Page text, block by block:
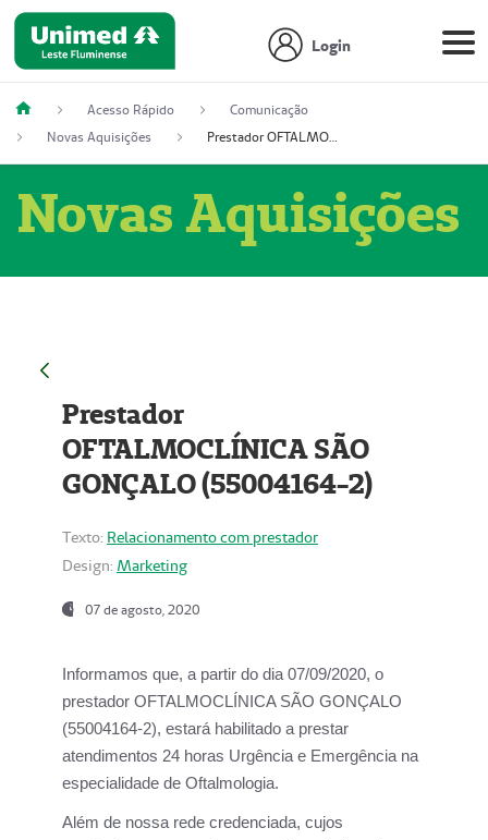
Login
Acesso Rápido
Comunicação
Novas Aquisições
Prestador OFTALMOCLÍNICA SÃO GONÇALO (55004164-2)
Novas Aquisições
Prestador
OFTALMOCLÍNICA SÃO
GONÇALO (55004164-2)
Texto: Relacionamento com prestador
Design: Marketing
07 de agosto, 2020
Informamos que, a partir do dia07/09/2020, o
prestador OFTALMOCLÍNICA SÃO GONÇALO
(55004164-2), estará habilitado a prestar
atendimentos 24 horas Urgência e Emergência na
especialidade de Oftalmologia.
Além de nossa rede credenciada, cujos